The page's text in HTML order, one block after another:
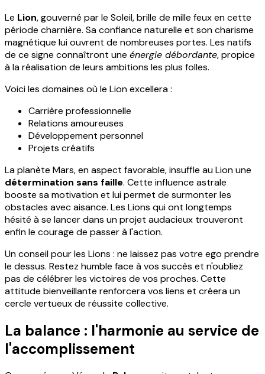
Le Lion, gouverné par le Soleil, brille de mille feux en cette
période charnière. Sa confiance naturelle et son charisme
magnétique lui ouvrent de nombreuses portes. Les natifs
de ce signe connaîtront une énergie débordante, propice
à la réalisation de leurs ambitions les plus folles.
Voici les domaines où le Lion excellera :
Carrière professionnelle
Relations amoureuses
Développement personnel
Projets créatifs
La planète Mars, en aspect favorable, insuffle au Lion une
détermination sans faille. Cette influence astrale
booste sa motivation et lui permet de surmonter les
obstacles avec aisance. Les Lions qui ont longtemps
hésité à se lancer dans un projet audacieux trouveront
enfin le courage de passer à l'action.
Un conseil pour les Lions : ne laissez pas votre ego prendre
le dessus. Restez humble face à vos succès et n'oubliez
pas de célébrer les victoires de vos proches. Cette
attitude bienveillante renforcera vos liens et créera un
cercle vertueux de réussite collective.
La balance : l'harmonie au service de
l'accomplissement